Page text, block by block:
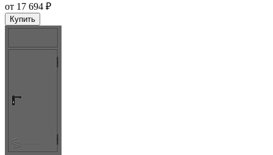
от 17 694 ₽
Купить